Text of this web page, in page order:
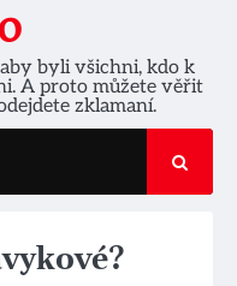
byli všichni, kdo k
A proto můžete věřit
zklamaní.